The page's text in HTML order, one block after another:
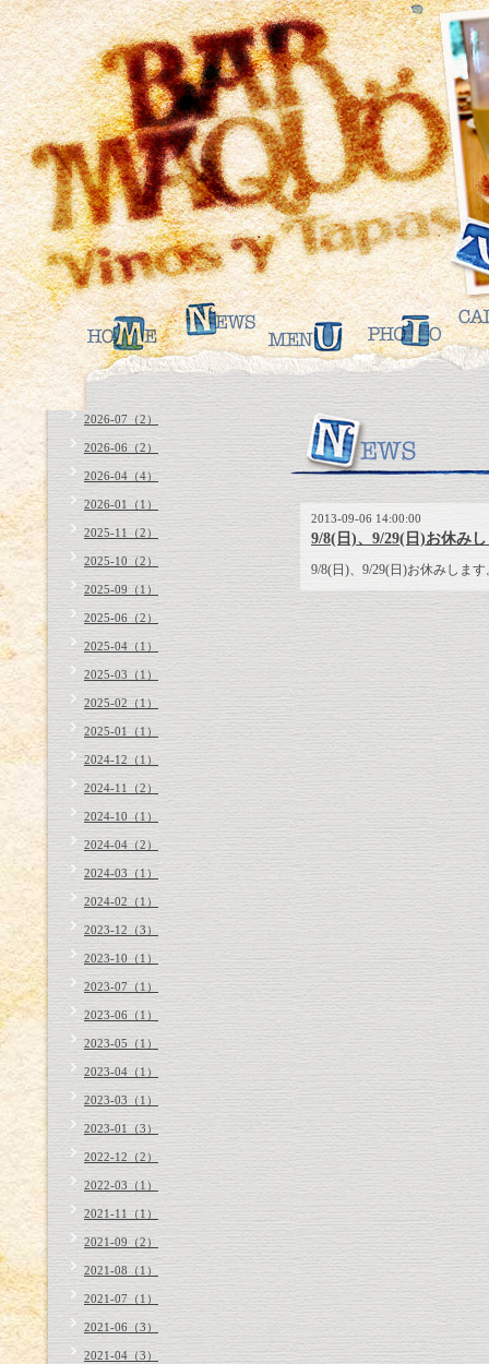
2013-09-06 14:00:00
9/8(日)、9/29(日)お休み
9/8(日)、9/29(日)お休みします
2026-07（2）
2026-06（2）
2026-04（4）
2026-01（1）
2025-11（2）
2025-10（2）
2025-09（1）
2025-06（2）
2025-04（1）
2025-03（1）
2025-02（1）
2025-01（1）
2024-12（1）
2024-11（2）
2024-10（1）
2024-04（2）
2024-03（1）
2024-02（1）
2023-12（3）
2023-10（1）
2023-07（1）
2023-06（1）
2023-05（1）
2023-04（1）
2023-03（1）
2023-01（3）
2022-12（2）
2022-03（1）
2021-11（1）
2021-09（2）
2021-08（1）
2021-07（1）
2021-06（3）
2021-04（3）